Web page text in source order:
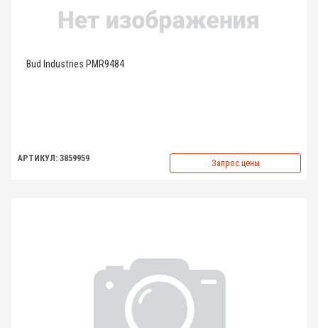
Bud Industries PMR9484
АРТИКУЛ: 3859959 Запрос цены